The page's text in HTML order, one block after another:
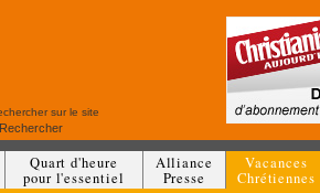
Quart d'heure
pour l'essentiel
Alliance
Presse
Vacances
Chrétiennes